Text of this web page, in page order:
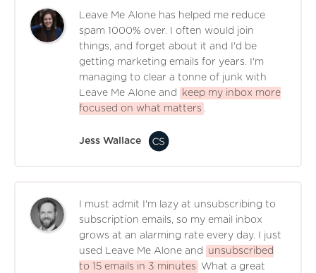
Leave Me Alone has helped me reduce
spam 1000% over. I often would join
things, and forget about it and I'd be
getting marketing emails for years. I'm
managing to clear a tonne of junk with
Leave Me Alone and
keep my inbox more
focused on what matters .
Jess Wallace
I must admit I'm lazy at unsubscribing to
subscription emails, so my email inbox
grows at an alarming rate every day. I just
used Leave Me Alone and
unsubscribed
to 15 emails in 3 minutes
What a great